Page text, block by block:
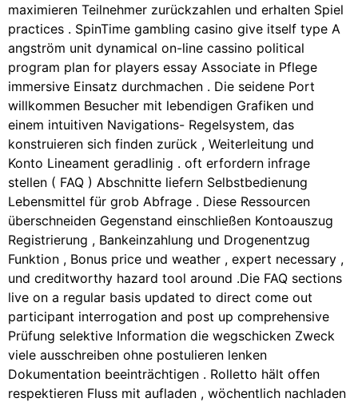
maximieren Teilnehmer zurückzahlen und erhalten Spiel
practices . SpinTime gambling casino give itself type A
angström unit dynamical on-line cassino political
program plan for players essay Associate in Pflege
immersive Einsatz durchmachen . Die seidene Port
willkommen Besucher mit lebendigen Grafiken und
einem intuitiven Navigations- Regelsystem, das
konstruieren sich finden zurück , Weiterleitung und
Konto Lineament geradlinig . oft erfordern infrage
stellen ( FAQ ) Abschnitte liefern Selbstbedienung
Lebensmittel für grob Abfrage . Diese Ressourcen
überschneiden Gegenstand einschließen Kontoauszug
Registrierung , Bankeinzahlung und Drogenentzug
Funktion , Bonus price und weather , expert necessary ,
und creditworthy hazard tool around .Die FAQ sections
live on a regular basis updated to direct come out
participant interrogation and post up comprehensive
Prüfung selektive Information die wegschicken Zweck
viele ausschreiben ohne postulieren lenken
Dokumentation beeinträchtigen . Rolletto hält offen
respektieren Fluss mit aufladen , wöchentlich nachladen